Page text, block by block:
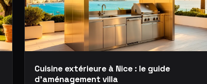
Cuisine extérieure à Nice : le guide
d'aménagement villa